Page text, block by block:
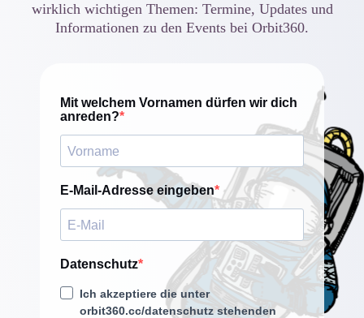
wirklich wichtigen Themen: Termine, Updates und
Informationen zu den Events bei Orbit360.
Mit welchem Vornamen dürfen wir dich
anreden?
E-Mail-Adresse eingeben
Datenschutz
Ich akzeptiere die unter
orbit360.cc/datenschutz stehenden